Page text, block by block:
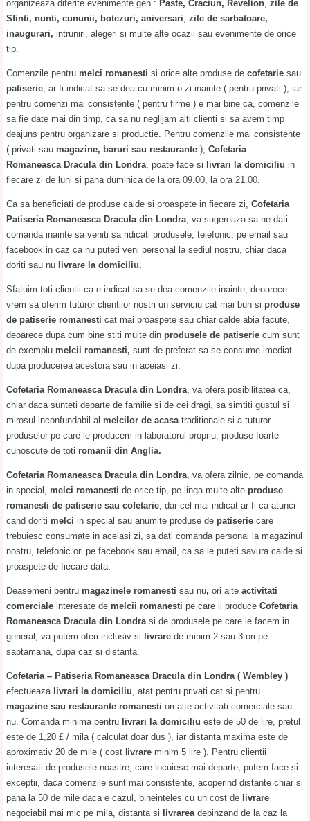
organizeaza diferite evenimente gen : Paste, Craciun, Revelion,zile de
Sfinti, nunti, cununii, botezuri, aniversari,zile de sarbatoare,
inaugurari, intruniri, alegeri si multe alte ocazii sau evenimente de orice
tip.
Comenzile pentru melci romanesti si orice alte produse decofetariesau
patiserie, ar fi indicat sa se dea cu minim o zi inainte ( pentru privati ), iar
pentru comenzi mai consistente ( pentru firme ) e mai bine ca, comenzile
sa fie date mai din timp, ca sa nu neglijam alti clienti si sa avem timp
deajuns pentru organizare si productie. Pentru comenzile mai consistente
( privati sau magazine, baruri sau restaurante ),Cofetaria
Romaneasca Dracula din Londra, poate face si livrari la domiciliu in
fiecare zi de luni si pana duminica de la ora 09.00, la ora 21.00.
Ca sa beneficiati de produse calde si proaspete in fiecare zi,Cofetaria
Patiseria Romaneasca Dracula din Londra, va sugereaza sa ne dati
comanda inainte sa veniti sa ridicati produsele, telefonic, pe email sau
facebook in caz ca nu puteti veni personal la sediul nostru, chiar daca
doriti sau nu livrare la domiciliu.
Sfatuim toti clientii ca e indicat sa se dea comenzile inainte, deoarece
vrem sa oferim tuturor clientilor nostri un serviciu cat mai bun si produse
de patiserie romanesti cat mai proaspete sau chiar calde abia facute,
deoarece dupa cum bine stiti multe din produsele de patiserie cum sunt
de exemplu melcii romanesti, sunt de preferat sa se consume imediat
dupa producerea acestora sau in aceiasi zi.
Cofetaria Romaneasca Dracula din Londra, va ofera posibilitatea ca,
chiar daca sunteti departe de familie si de cei dragi, sa simtiti gustul si
mirosul inconfundabil al melcilor de acasatraditionale si a tuturor
produselor pe care le producem in laboratorul propriu, produse foarte
cunoscute de toti romanii din Anglia.
Cofetaria Romaneasca Dracula din Londra, va ofera zilnic, pe comanda
in special, melci romanesti de orice tip, pe linga multe alte produse
romanesti de patiserie sau cofetarie, dar cel mai indicat ar fi ca atunci
cand doriti melci in special sau anumite produse de patiserie care
trebuiesc consumate in aceiasi zi, sa dati comanda personal la magazinul
nostru, telefonic ori pe facebook sau email, ca sa le puteti savura calde si
proaspete de fiecare data.
Deasemeni pentru magazinele romanestisau nu,ori alteactivitati
comerciale interesate de melcii romanesti pe care ii produceCofetaria
Romaneasca Dracula din Londrasi de produsele pe care le facem in
general, va putem oferi inclusiv si
livrare de minim 2 sau 3 ori pe
saptamana, dupa caz si distanta.
Cofetaria – Patiseria Romaneasca Dracula din Londra ( Wembley )
efectueaza livrari la domiciliu, atat pentru privati cat si pentru
magazine sau restaurante romanesti ori alte activitati comerciale sau
nu. Comanda minima pentru livrari la domiciliu este de 50 de lire, pretul
este de 1,20 £ / mila ( calculat doar dus ), iar distanta maxima este de
aproximativ 20 de mile ( cost l ivrare minim 5 lire ). Pentru clientii
interesati de produsele noastre, care locuiesc mai departe, putem face si
exceptii, daca comenzile sunt mai consistente, acoperind distante chiar si
pana la 50 de mile daca e cazul, bineinteles cu un cost de livrare
negociabil mai mic pe mila, distanta si
livrareadepinzand de la caz la